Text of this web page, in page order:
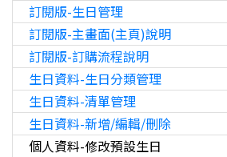
訂閱版-生日管理
訂閱版-主畫面(主頁)說明
訂閱版-訂購流程說明
生日資料-生日分類管理
生日資料-清單管理
生日資料-新增/編輯/刪除
個人資料-修改預設生日